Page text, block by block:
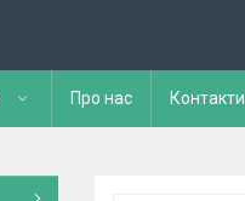
Про нас Контакти